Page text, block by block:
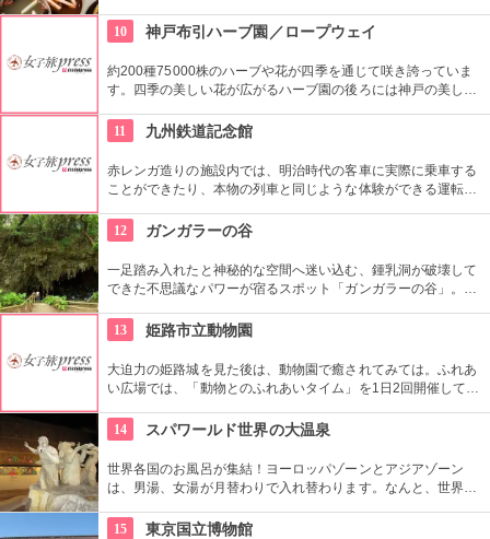
10
神戸布引ハーブ園／ロープウェイ
約200種75000株のハーブや花が四季を通じて咲き誇っていま
す。四季の美しい花が広がるハーブ園の後ろには神戸の美しい
紅葉が見頃になります。イベントもたびたび開催。いろいろな
季節に訪れたいですね。
11 九州鉄道記念館
赤レンガ造りの施設内では、明治時代の客車に実際に乗車する
ことができたり、本物の列車と同じような体験ができる運転シ
クです。
12 ガンガラーの谷
一足踏み入れたと神秘的な空間へ迷い込む、鍾乳洞が破壊して
できた不思議なパワーが宿るスポット「ガンガラーの谷」。旧
発見されたこともあり、森の精が宿るような不思議空間を時空
を越え味わえます。
13 姫路市立動物園
大迫力の姫路城を見た後は、動物園で癒されてみては。ふれあ
い広場では、「動物とのふれあいタイム」を1日2回開催してい
り。かわいい動物たちが待っていますよ。
14 スパワールド世界の大温泉
世界各国のお風呂が集結！ヨーロッパゾーンとアジアゾーン
は、男湯、女湯が月替わりで入れ替わります。なんと、世界各
中まわってもまわりきれないお風呂で癒しの時間を。
15 東京国立博物館